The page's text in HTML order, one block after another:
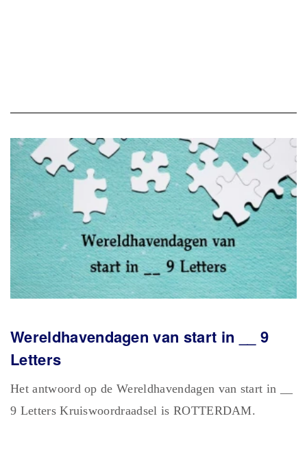
Wereldhavendagen van start in __ 9
Letters
Het antwoord op de Wereldhavendagen van start in __
9 Letters Kruiswoordraadsel is ROTTERDAM.